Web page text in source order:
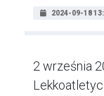
2024-09-18
2 września